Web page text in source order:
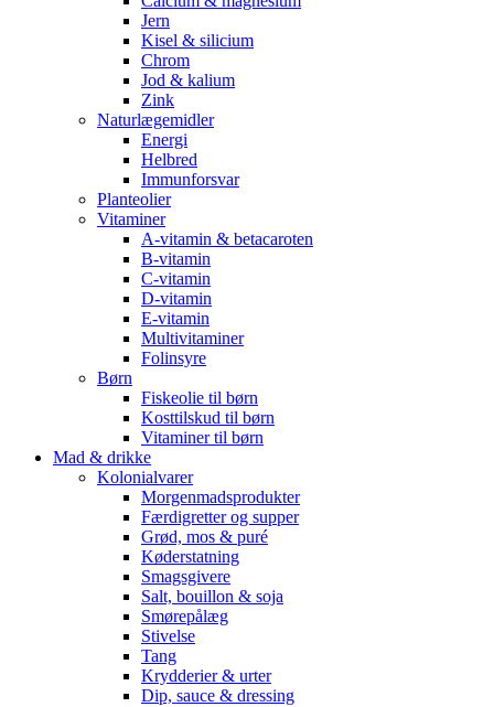
Jern
Kisel & silicium
Chrom
Jod & kalium
Zink
Naturlægemidler
Energi
Helbred
Immunforsvar
Planteolier
Vitaminer
A-vitamin & betacaroten
B-vitamin
C-vitamin
D-vitamin
E-vitamin
Multivitaminer
Folinsyre
Børn
Fiskeolie til børn
Kosttilskud til børn
Vitaminer til børn
Mad & drikke
Kolonialvarer
Morgenmadsprodukter
Færdigretter og supper
Grød, mos & puré
Køderstatning
Smagsgivere
Salt, bouillon & soja
Smørepålæg
Stivelse
Tang
Krydderier & urter
Dip, sauce & dressing